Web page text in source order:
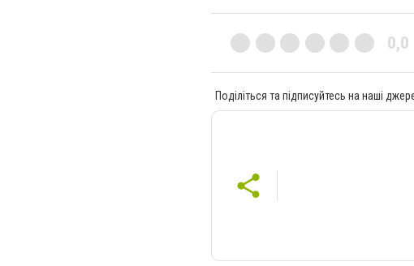
0,0
Поділіться та підписуйтесь на наші